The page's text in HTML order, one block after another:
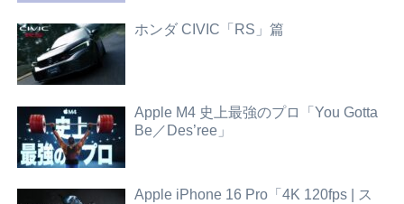
ホンダ CIVIC「RS」篇
Apple M4 史上最強のプロ「You Gotta
Be／Des’ree」
Apple iPhone 16 Pro「4K 120fps | ス